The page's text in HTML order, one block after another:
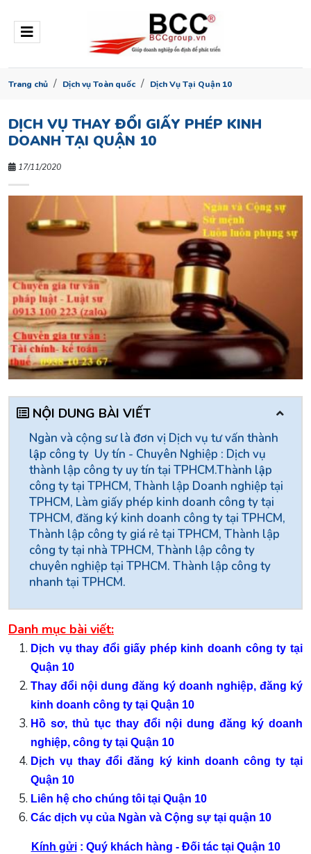
Trang chủ Dịch vụ Toàn quốc Dịch Vụ Tại Quận 10
DỊCH VỤ THAY ĐỔI GIẤY PHÉP KINH
DOANH TẠI QUẬN 10
17/11/2020
NỘI DUNG BÀI VIẾT
Ngàn và cộng sư là đơn vị Dịch vụ tư vấn thành
lập công ty Uy tín - Chuyên Nghiệp : Dịch vụ
thành lập công ty uy tín tại TPHCM.Thành lập
công ty tại TPHCM, Thành lập Doanh nghiệp tại
TPHCM, Làm giấy phép kinh doanh công ty tại
TPHCM, đăng ký kinh doanh công ty tại TPHCM,
Thành lập công ty giá rẻ tại TPHCM, Thành lập
công ty tại nhà TPHCM, Thành lập công ty
chuyên nghiệp tại TPHCM. Thành lập công ty
nhanh tại TPHCM.
Danh mục bài viết:
Dịch vụ thay đổi giấy phép kinh doanh công ty tại
Quận 10
Thay đổi nội dung đăng ký doanh nghiệp, đăng ký
kinh doanh công ty tại Quận 10
Hồ sơ, thủ tục thay đổi nội dung đăng ký doanh
nghiệp, công ty tại Quận 10
Dịch vụ thay đổi đăng ký kinh doanh công ty tại
Quận 10
Liên hệ cho chúng tôi tại Quận 10
Các dịch vụ của Ngàn và Cộng sự tại quận 10
Kính gửi: Quý khách hàng - Đối tác tại Quận 10